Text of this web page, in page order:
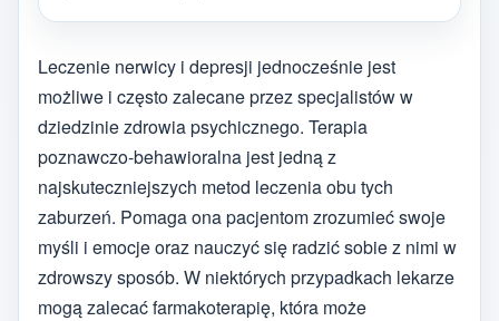
Leczenie nerwicy i depresji jednocześnie jest
możliwe i często zalecane przez specjalistów w
dziedzinie zdrowia psychicznego. Terapia
poznawczo-behawioralna jest jedną z
najskuteczniejszych metod leczenia obu tych
zaburzeń. Pomaga ona pacjentom zrozumieć swoje
myśli i emocje oraz nauczyć się radzić sobie z nimi w
zdrowszy sposób. W niektórych przypadkach lekarze
mogą zalecać farmakoterapię, która może